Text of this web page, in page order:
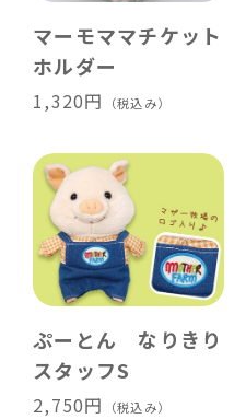
マーモママチケット
ホルダー
1,320円 （税込み）
ぷーとん なりきり
スタッフS
2,750円 （税込み）